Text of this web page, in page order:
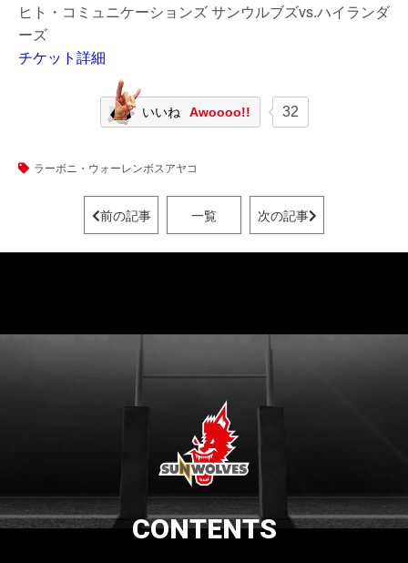
ヒト・コミュニケーションズ サンウルブズvs.ハイランダ
ーズ
チケット詳細
いいね Awoooo!! 32
ラーボニ・ウォーレンボスアヤコ
前の記事 一覧 次の記事
CONTENTS